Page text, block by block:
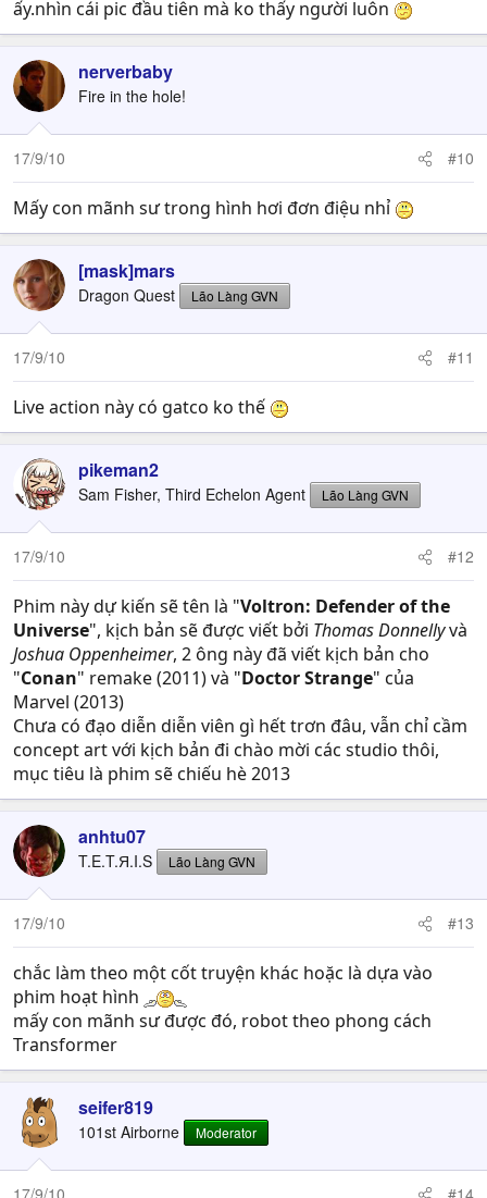
ấy.nhìn cái pic đầu tiên mà ko thấy người luôn
nerverbaby
Fire in the hole!
17/9/10 #10
Mấy con mãnh sư trong hình hơi đơn điệu nhỉ
[mask]mars
Dragon Quest Lão Làng GVN
17/9/10 #11
Live action này có gatco ko thế
pikeman2
Sam Fisher, Third Echelon Agent Lão Làng GVN
17/9/10 #12
Phim này dự kiến sẽ tên là "Voltron: Defender of the
Universe", kịch bản sẽ được viết bởi Thomas Donnellyvà
Joshua Oppenheimer, 2 ông này đã viết kịch bản cho
"Conan" remake (2011) và "Doctor Strange" của
Marvel (2013)
Chưa có đạo diễn diễn viên gì hết trơn đâu, vẫn chỉ cầm
concept art với kịch bản đi chào mời các studio thôi,
mục tiêu là phim sẽ chiếu hè 2013
anhtu07
T.E.T.Я.I.S Lão Làng GVN
17/9/10 #13
chắc làm theo một cốt truyện khác hoặc là dựa vào
phim hoạt hình
mấy con mãnh sư được đó, robot theo phong cách
Transformer
seifer819
101st Airborne Moderator
17/9/10 #14